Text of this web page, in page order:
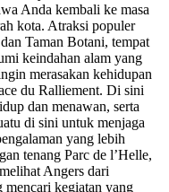
Anda kembali ke masa
kota. Atraksi populer
Taman Botani, tempat
keindahan alam yang
merasakan kehidupan
du Ralliement. Di sini
dan menawan, serta
di sini untuk menjaga
yang lebih
tenang Parc de l’Helle,
Angers dari
kegiatan yang